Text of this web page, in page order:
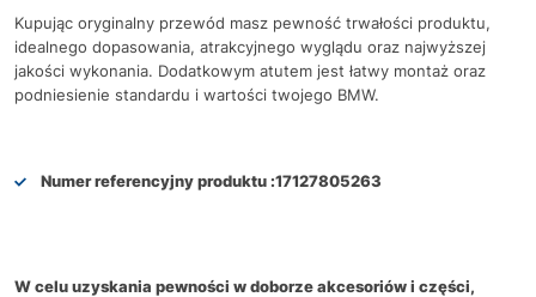
Kupując oryginalny przewód masz pewność trwałości produktu,
idealnego dopasowania, atrakcyjnego wyglądu oraz najwyższej
jakości wykonania. Dodatkowym atutem jest łatwy montaż oraz
podniesienie standardu i wartości twojego BMW.
Numer referencyjny produktu :17127805263
W celu uzyskania pewności w doborze akcesoriów i części,